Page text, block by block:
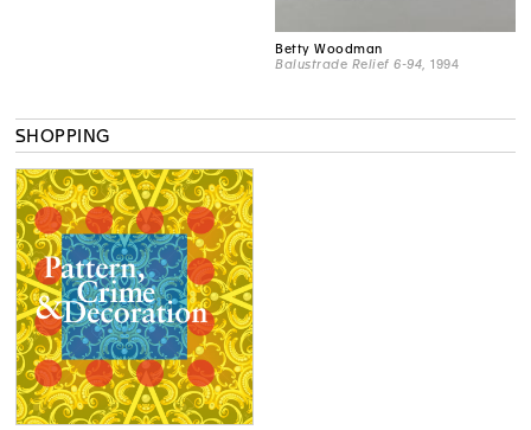
Betty Woodman
Balustrade Relief 6-94 , 1994
SHOPPING